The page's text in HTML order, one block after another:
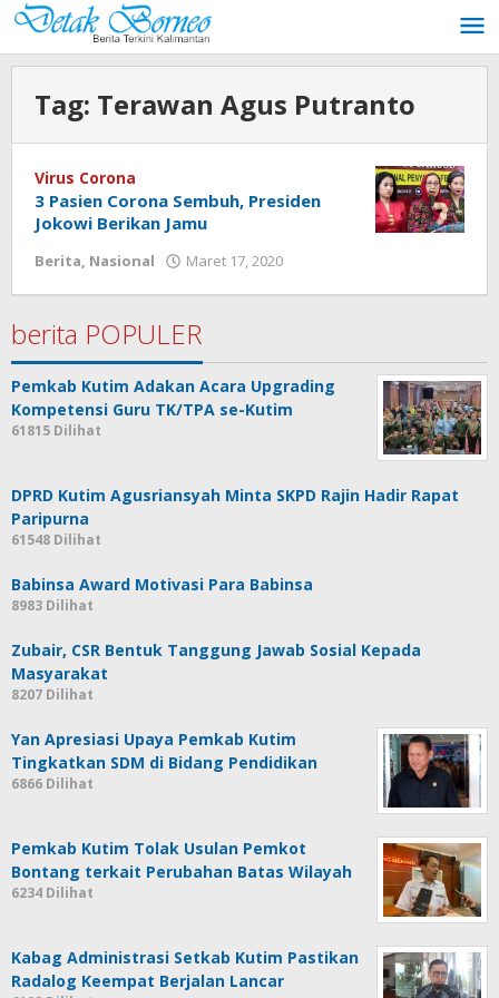
Lewati
konten
Tag: Terawan Agus Putranto
Virus Corona
3 Pasien Corona Sembuh, Presiden
Jokowi Berikan Jamu
Berita, Nasional Maret 17, 2020
berita POPULER
Pemkab Kutim Adakan Acara Upgrading
Kompetensi Guru TK/TPA se-Kutim
61815 Dilihat
DPRD Kutim Agusriansyah Minta SKPD Rajin Hadir Rapat
Paripurna
61548 Dilihat
Babinsa Award Motivasi Para Babinsa
8983 Dilihat
Zubair, CSR Bentuk Tanggung Jawab Sosial Kepada
Masyarakat
8207 Dilihat
Yan Apresiasi Upaya Pemkab Kutim
Tingkatkan SDM di Bidang Pendidikan
6866 Dilihat
Pemkab Kutim Tolak Usulan Pemkot
Bontang terkait Perubahan Batas Wilayah
6234 Dilihat
Kabag Administrasi Setkab Kutim Pastikan
Radalog Keempat Berjalan Lancar